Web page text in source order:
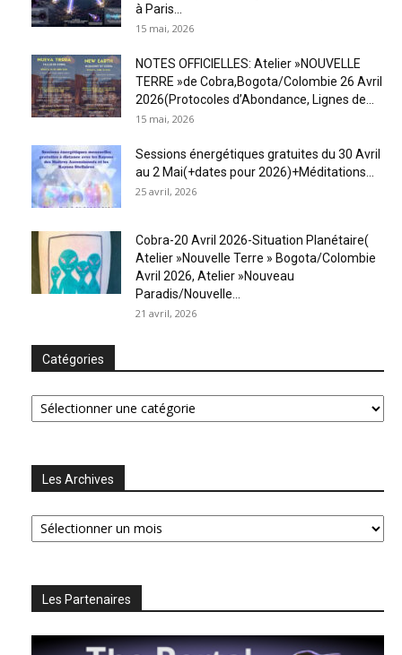
à Paris...
15 mai, 2026
NOTES OFFICIELLES: Atelier »NOUVELLE
TERRE »de Cobra,Bogota/Colombie 26 Avril
2026(Protocoles d’Abondance, Lignes de...
15 mai, 2026
Sessions énergétiques gratuites du 30 Avril
au 2 Mai(+dates pour 2026)+Méditations...
25 avril, 2026
Cobra-20 Avril 2026-Situation Planétaire(
Atelier »Nouvelle Terre » Bogota/Colombie
Avril 2026, Atelier »Nouveau
Paradis/Nouvelle...
21 avril, 2026
Catégories
Catégories
Les Archives
Les
Archives
Les Partenaires